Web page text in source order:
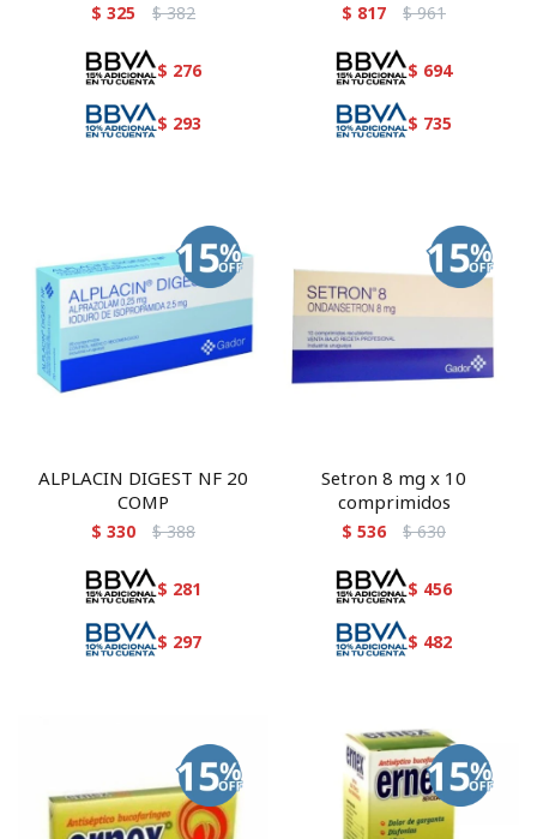
$ 325 $ 382
$ 276
$ 293
$ 817 $ 961
$ 694
$ 735
ALPLACIN DIGEST NF 20
COMP
$ 330 $ 388
$ 281
$ 297
Setron 8 mg x 10
comprimidos
$ 536 $ 630
$ 456
$ 482